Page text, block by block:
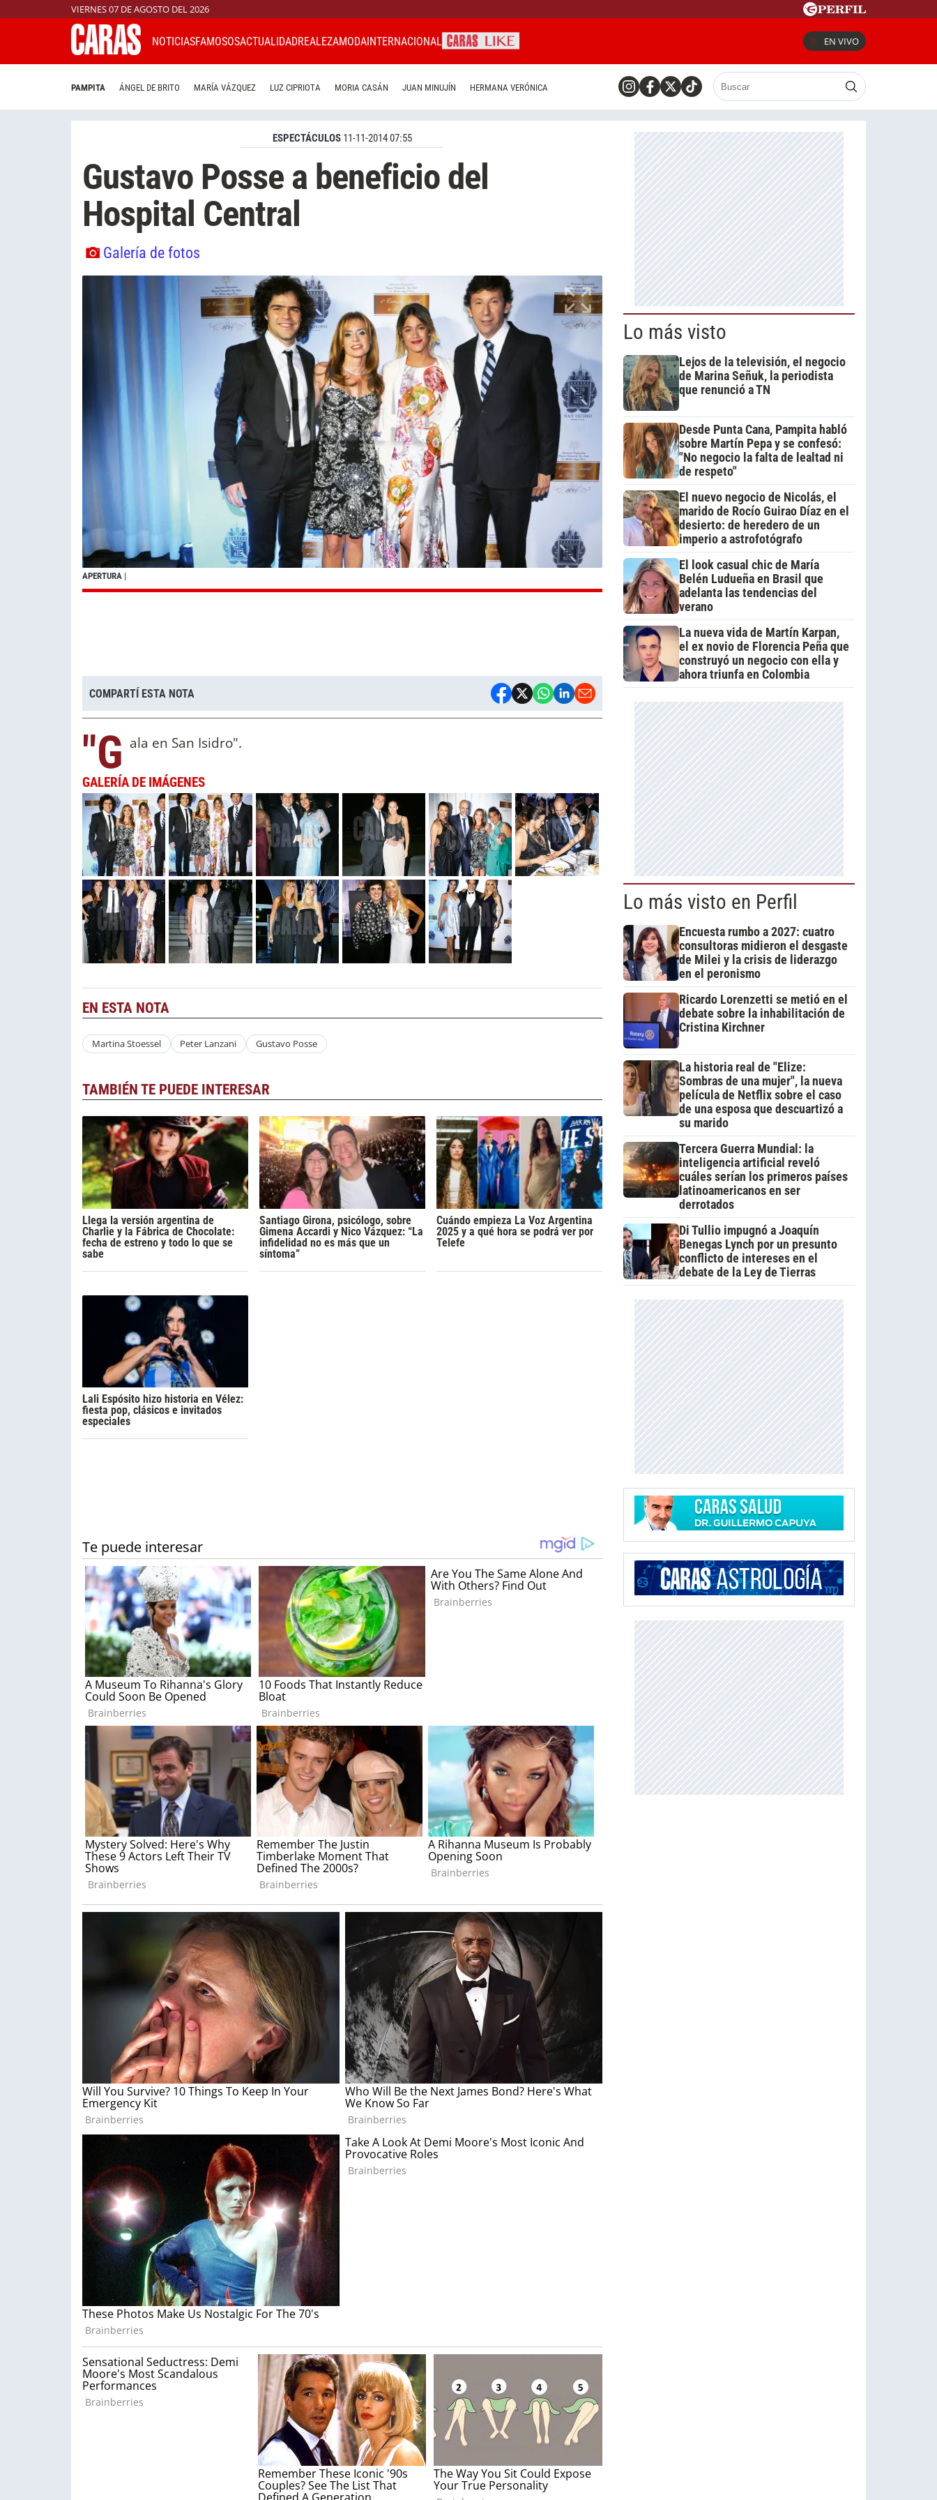
VIERNES 07 DE AGOSTO DEL 2026
NOTICIASFAMOSOSACTUALIDADREALEZAMODAINTERNACIONAL EN VIVO
PAMPITA ÁNGEL DE BRITO MARÍA VÁZQUEZ LUZ CIPRIOTA MORIA CASÁN JUAN MINUJÍN HERMANA VERÓNICA
ESPECTÁCULOS 11-11-2014 07:55
Gustavo Posse a beneficio del
Hospital Central
Galería de fotos
APERTURA |
COMPARTÍ ESTA NOTA
"G ala en San Isidro".
GALERÍA DE IMÁGENES
EN ESTA NOTA
Martina Stoessel Peter Lanzani Gustavo Posse
TAMBIÉN TE PUEDE INTERESAR
Llega la versión argentina de
Charlie y la Fábrica de Chocolate:
fecha de estreno y todo lo que se
sabe
Santiago Girona, psicólogo, sobre
Gimena Accardi y Nico Vázquez: “La
infidelidad no es más que un
síntoma”
Cuándo empieza La Voz Argentina
2025 y a qué hora se podrá ver por
Telefe
Lali Espósito hizo historia en Vélez:
fiesta pop, clásicos e invitados
especiales
Lo más visto
Lejos de la televisión, el negocio
de Marina Señuk, la periodista
que renunció a TN
Desde Punta Cana, Pampita habló
sobre Martín Pepa y se confesó:
"No negocio la falta de lealtad ni
de respeto"
El nuevo negocio de Nicolás, el
marido de Rocío Guirao Díaz en el
desierto: de heredero de un
imperio a astrofotógrafo
El look casual chic de María
Belén Ludueña en Brasil que
adelanta las tendencias del
verano
La nueva vida de Martín Karpan,
el ex novio de Florencia Peña que
construyó un negocio con ella y
ahora triunfa en Colombia
Lo más visto en Perfil
Encuesta rumbo a 2027: cuatro
consultoras midieron el desgaste
de Milei y la crisis de liderazgo
en el peronismo
Ricardo Lorenzetti se metió en el
debate sobre la inhabilitación de
Cristina Kirchner
La historia real de "Elize:
Sombras de una mujer", la nueva
película de Netflix sobre el caso
de una esposa que descuartizó a
su marido
Tercera Guerra Mundial: la
inteligencia artificial reveló
cuáles serían los primeros países
latinoamericanos en ser
derrotados
Di Tullio impugnó a Joaquín
Benegas Lynch por un presunto
conflicto de intereses en el
debate de la Ley de Tierras